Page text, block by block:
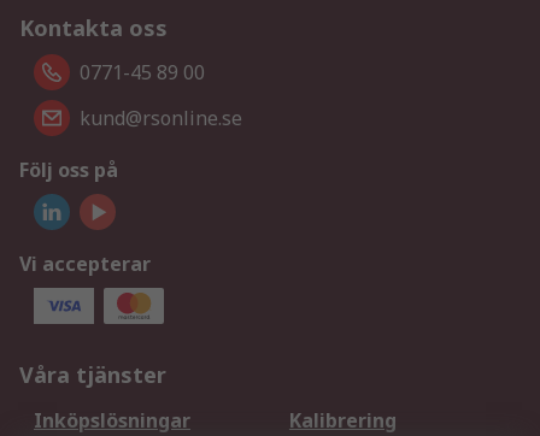
Kontakta oss
0771-45 89 00
kund@rsonline.se
Följ oss på
Vi accepterar
Våra tjänster
Inköpslösningar
Kalibrering